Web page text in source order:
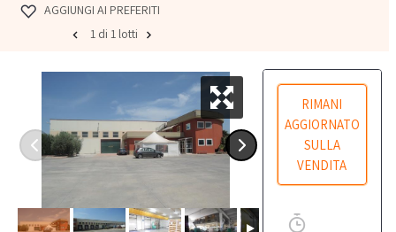
AGGIUNGI AI PREFERITI
1 di 1 lotti
RIMANI
AGGIORNATO
SULLA
VENDITA